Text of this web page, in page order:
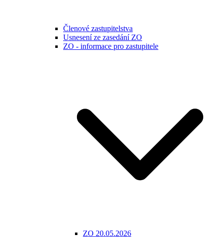
Členové zastupitelstva
Usnesení ze zasedání ZO
ZO - informace pro zastupitele
ZO 20.05.2026